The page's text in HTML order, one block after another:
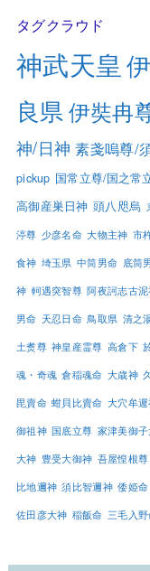
タグクラウド
神武天皇
良県伊奘冉
神/日神 素戔嗚尊/
pickup 国常立尊/国之常
高御産巣日神 頭八咫烏
渟尊 少彦名命 大物主神 市
食神 埼玉県 中筒男命 底筒
神 軻遇突智尊 阿夜訶志古
男命 天忍日命 鳥取県 清之
土煑尊 神皇産霊尊 高倉下
魂・奇魂 倉稲魂命 大歳神
毘賣命 蚶貝比賣命 大穴牟
御祖神 国底立尊 家津美御
大神 豊受大御神 吾屋惶根尊
比地邇神 須比智邇神 倭姫命
佐田彦大神 稲飯命 三毛入